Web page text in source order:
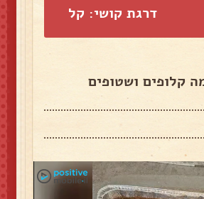
דרגת קושי: קל
קלופים ושטופים